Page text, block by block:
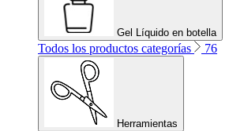
Gel Líquido en botella
Todos los productos categorías 76
Herramientas